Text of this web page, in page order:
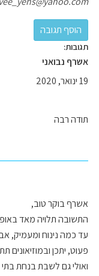
תגובות:
אשרף נבואני
19 ינואר, 2020
תודה רבה
אשרף בוקר טוב,
התשובה תלויה מאד
עד כמה נינוח ומעמיק,
פעוט, יתכן
ואולי גם לשבת בנחת